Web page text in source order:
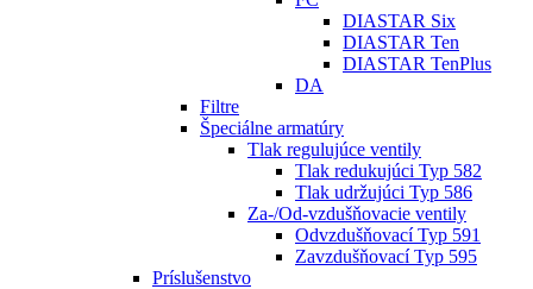
DIASTAR Six
DIASTAR Ten
DIASTAR TenPlus
DA
Filtre
Špeciálne armatúry
Tlak regulujúce ventily
Tlak redukujúci Typ 582
Tlak udržujúci Typ 586
Za-/Od-vzdušňovacie ventily
Odvzdušňovací Typ 591
Zavzdušňovací Typ 595
Príslušenstvo